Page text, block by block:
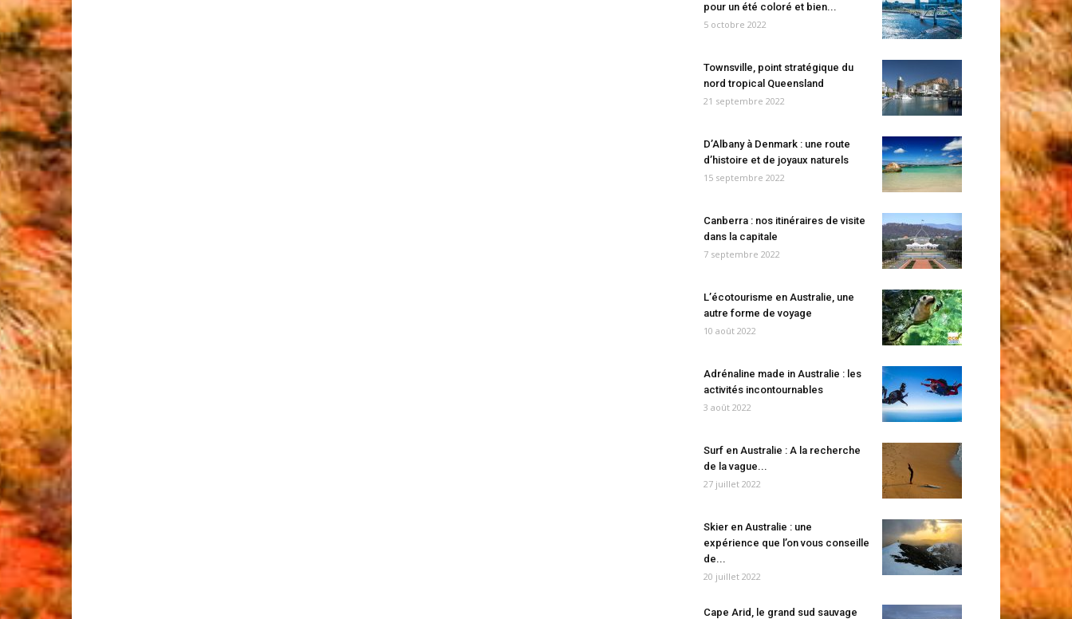
pour un été coloré et bien...
5 octobre 2022
Townsville, point stratégique du
nord tropical Queensland
21 septembre 2022
D’Albany à Denmark : une route
d’histoire et de joyaux naturels
15 septembre 2022
Canberra : nos itinéraires de visite
dans la capitale
7 septembre 2022
L’écotourisme en Australie, une
autre forme de voyage
10 août 2022
Adrénaline made in Australie : les
activités incontournables
3 août 2022
Surf en Australie : A la recherche
de la vague...
27 juillet 2022
Skier en Australie : une
expérience que l’on vous conseille
de...
20 juillet 2022
Cape Arid, le grand sud sauvage